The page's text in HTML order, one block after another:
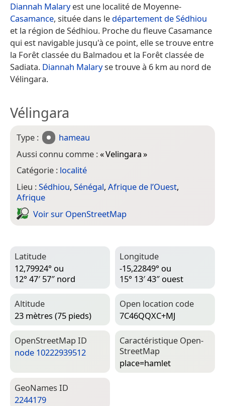
Diannah Malaryest une localité de Moyenne-
Casamance, située dans le département de Sédhiou
et la région de Sédhiou. Proche du fleuve Casamance
qui est navigable jusqu'à ce point, elle se trouve entre
la Forêt classée du Balmadou et la Forêt classée de
Sadiata. Diannah Malaryse trouve à 6 km au nord de
Vélingara.
Vélingara
Type :
hameau
Aussi connu comme :«Velingara»
Catégorie : localité
Lieu :Sédhiou, Sénégal, Afrique de l’Ouest,
Afrique
Voir sur Open­Street­Map
Latitude
12,79924° ou
12° 47′ 57″ nord
Longitude
-15,22849° ou
15° 13′ 43″ ouest
Altitude
23 mètres (75 pieds)
Open location code
7C46QQXC+MJ
Open­Street­Map ID
node 10222939512
Caractéristique Open­
Street­Map
place=­hamlet
Geo­Names ID
2244179